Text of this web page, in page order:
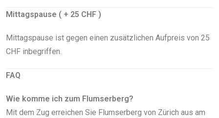
Mittagspause ( + 25 CHF )
Mittagspause ist gegen einen zusätzlichen Aufpreis von 25
CHF inbegriffen.
FAQ
Wie komme ich zum Flumserberg?
Mit dem Zug erreichen Sie Flumserberg von Zürich aus am